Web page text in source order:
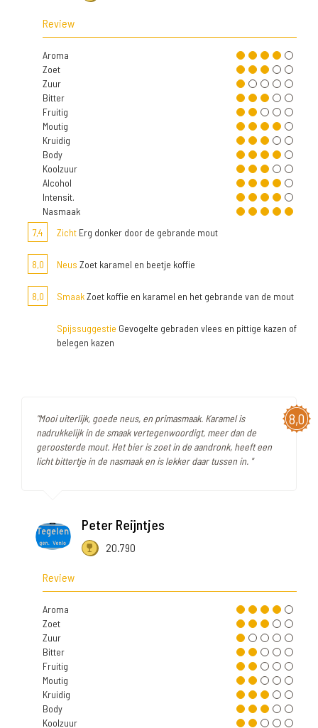
Review
Aroma
Zoet
Zuur
Bitter
Fruitig
Moutig
Kruidig
Body
Koolzuur
Alcohol
Intensit.
Nasmaak
7,4
Zicht Erg donker door de gebrande mout
8,0 Neus Zoet karamel en beetje koffie
8,0 SmaakZoet koffie en karamel en het gebrande van de mout
Spijssuggestie Gevogelte gebraden vlees en pittige kazen of
belegen kazen
8,0
"Mooi uiterlijk, goede neus, en primasmaak. Karamel is
nadrukkelijk in de smaak vertegenwoordigt, meer dan de
geroosterde mout. Het bier is zoet in de aandronk, heeft een
licht bittertje in de nasmaak en is lekker daar tussen in. "
Peter Reijntjes
20.790
Review
Aroma
Zoet
Zuur
Bitter
Fruitig
Moutig
Kruidig
Body
Koolzuur